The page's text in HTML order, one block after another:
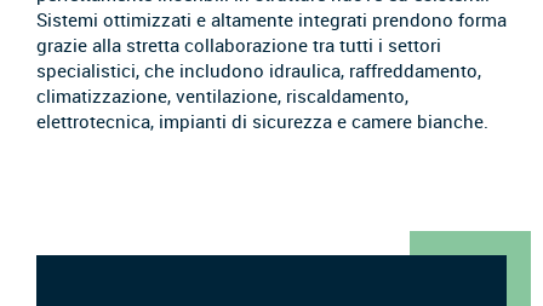
Sistemi ottimizzati e altamente integrati prendono forma
grazie alla stretta collaborazione tra tutti i settori
specialistici, che includono idraulica, raffreddamento,
climatizzazione, ventilazione, riscaldamento,
elettrotecnica, impianti di sicurezza e camere bianche.